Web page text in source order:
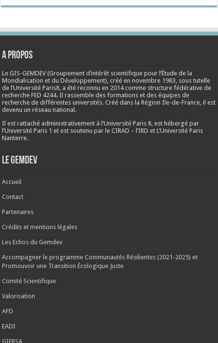
A propos
Le GIS-GEMDEV (Groupement d’intérêt scientifique pour l’Étude de la
Mondialisation et du Développement), créé ennovembre 1983, sous tutelle
de l’Université Paris8, a été reconnu en 2014 comme structure fédérative de
recherche FED 4244. Il rassemble des formations et des équipes de
recherche de différentes universités. Créé dans la Région Ile-de-France, il est
devenu un réseau national.
Il est rattaché administrativement à l’Université Paris 8, est hébergé par
l’Université Paris 1 et est soutenu par le CIRAD – l’IRD et L’Université Paris
Nanterre.
Le Gemdev
Accueil
Contact
Partenaires
Crédits et mentions légales
Les Echos du Gemdev
Accompagner le programme Communautés Résilientes (2021-2025) et
Promouvoir une Transition Écologique Juste
Comité Scientifique
Valorisation
AFD
EADI
GIERSA